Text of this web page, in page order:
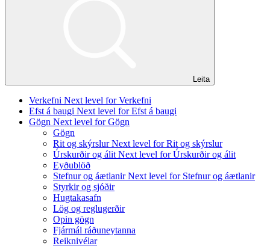
Leita
Verkefni Next level for Verkefni
Efst á baugi Next level for Efst á baugi
Gögn Next level for Gögn
Gögn
Rit og skýrslurNext level for Rit og skýrslur
Úrskurðir og álit Next level for Úrskurðir og álit
Eyðublöð
Stefnur og áætlanirNext level for Stefnur og áætlanir
Styrkir og sjóðir
Hugtakasafn
Lög og reglugerðir
Opin gögn
Fjármál ráðuneytanna
Reiknivélar